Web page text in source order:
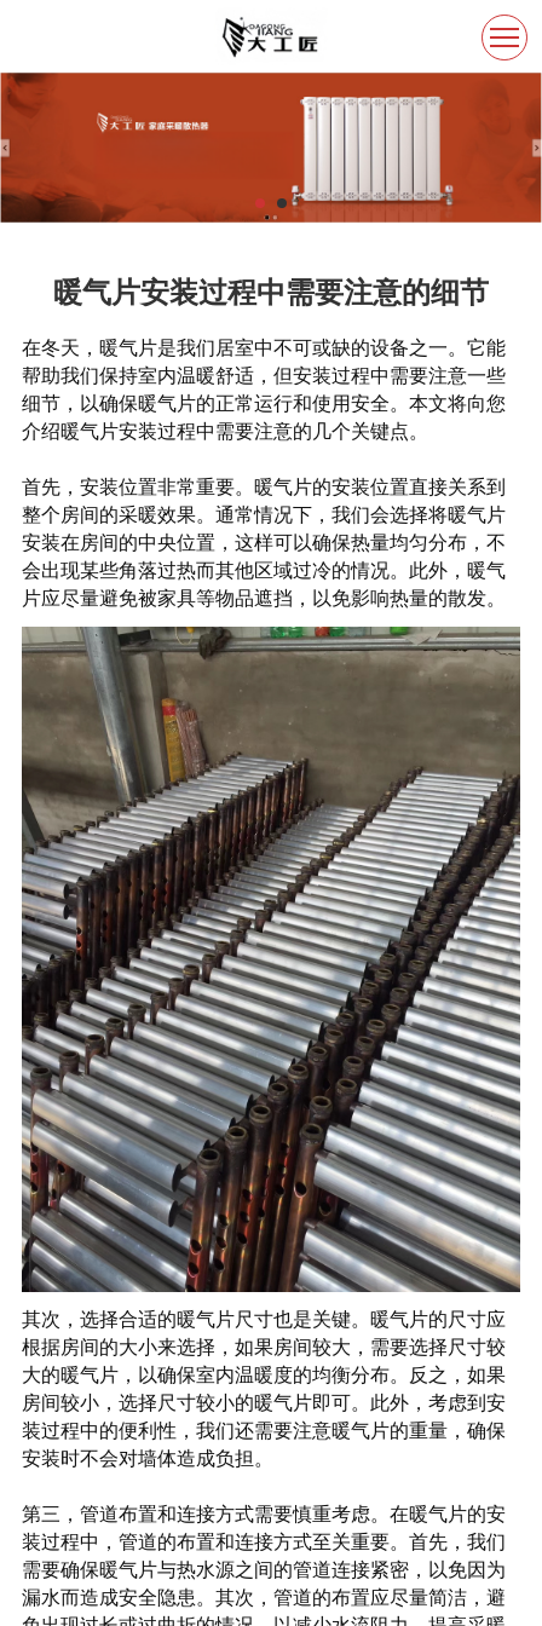
暖气片安装过程中需要注意的细节
在冬天，暖气片是我们居室中不可或缺的设备之一。它能
帮助我们保持室内温暖舒适，但安装过程中需要注意一些
细节，以确保暖气片的正常运行和使用安全。本文将向您
介绍暖气片安装过程中需要注意的几个关键点。
首先，安装位置非常重要。暖气片的安装位置直接关系到
整个房间的采暖效果。通常情况下，我们会选择将暖气片
安装在房间的中央位置，这样可以确保热量均匀分布，不
会出现某些角落过热而其他区域过冷的情况。此外，暖气
片应尽量避免被家具等物品遮挡，以免影响热量的散发。
其次，选择合适的暖气片尺寸也是关键。暖气片的尺寸应
根据房间的大小来选择，如果房间较大，需要选择尺寸较
大的暖气片，以确保室内温暖度的均衡分布。反之，如果
房间较小，选择尺寸较小的暖气片即可。此外，考虑到安
装过程中的便利性，我们还需要注意暖气片的重量，确保
安装时不会对墙体造成负担。
第三，管道布置和连接方式需要慎重考虑。在暖气片的安
装过程中，管道的布置和连接方式至关重要。首先，我们
需要确保暖气片与热水源之间的管道连接紧密，以免因为
漏水而造成安全隐患。其次，管道的布置应尽量简洁，避